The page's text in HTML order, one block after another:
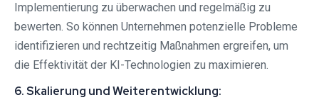
Implementierung zu überwachen und regelmäßig zu
bewerten. So können Unternehmen potenzielle Probleme
identifizieren und rechtzeitig Maßnahmen ergreifen, um
die Effektivität der KI-Technologien zu maximieren.
6. Skalierung und Weiterentwicklung: